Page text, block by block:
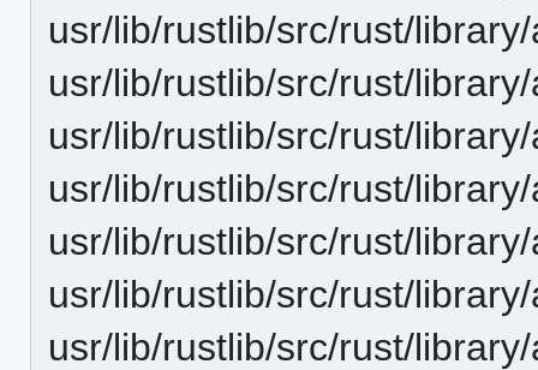
usr/lib/rustlib/src/rust/
usr/lib/rustlib/src/rust/
usr/lib/rustlib/src/rust/
usr/lib/rustlib/src/rust/
usr/lib/rustlib/src/rust/
usr/lib/rustlib/src/rust/
usr/lib/rustlib/src/rust/